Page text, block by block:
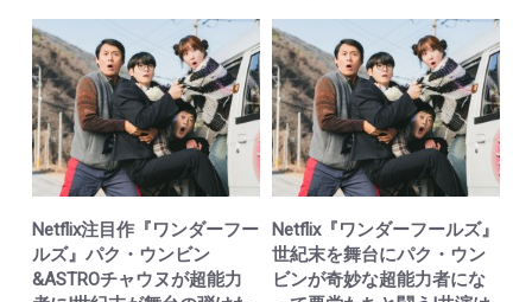
Netflix注目作『ワンダーフー
ルズ』パク・ウンビン
&ASTROチャウヌが超能力
Netflix『ワンダーフールズ』
世紀末を舞台にパク・ウン
ビンが奇妙な超能力者にな